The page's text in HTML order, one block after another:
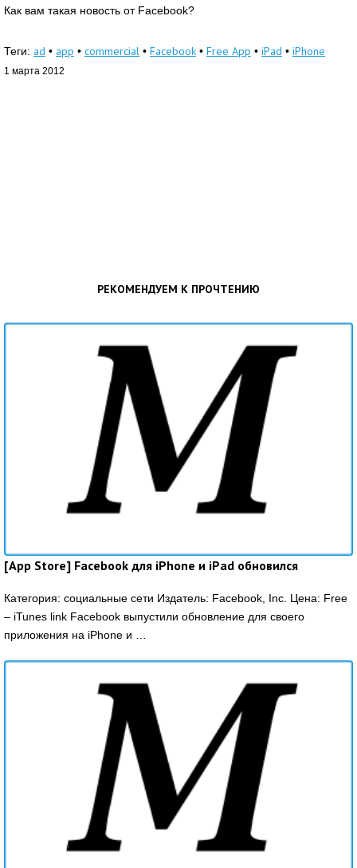
Как вам такая новость от Facebook?
Теги: ad • app • commercial • Facebook • Free App • iPad • iPhone
1 марта 2012
РЕКОМЕНДУЕМ К ПРОЧТЕНИЮ
[App Store] Facebook для iPhone и iPad обновился
Категория: социальные сети Издатель: Facebook, Inc. Цена: Free
– iTunes link Facebook выпустили обновление для своего
приложения на iPhone и …